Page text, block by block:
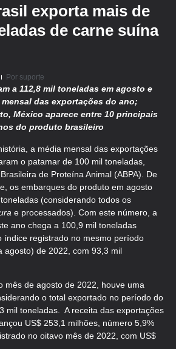
exporta mais de
de carne suína
Por suporte
a 112,8 mil toneladas em agosto e
mensal das exportações do ano;
México aparece entre 10 principais
do produto brasileiro
a média mensal das exportações
o patamar de 100 mil toneladas,
de Proteína Animal (ABPA). De
os embarques do produto em agosto
(considerando todos os
e processados). Com este número, a
ano chega a 100,9 mil toneladas
índice registrado no mesmo período
agosto) de 2022, com 93,3 mil
mês de agosto de 2022, houve uma
o total exportado no período do
mil toneladas. A receita das exportações
US$ 253,1 milhões, número 5,9%
no oitavo mês de 2022, com US$